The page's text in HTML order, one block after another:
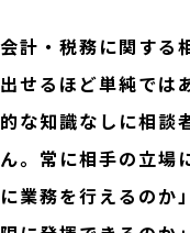
会計・税務に関する
出せるほど単純では
的な知識なしに相談
ん。常に相手の立場
に業務を行えるのか